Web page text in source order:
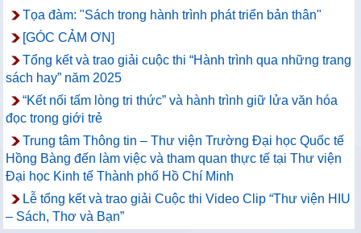
Tọa đàm: "Sách trong hành trình phát triển bản thân"
[GÓC CẢM ƠN]
Tổng kết và trao giải cuộc thi “Hành trình qua những trang
sách hay” năm 2025
“Kết nối tấm lòng tri thức” và hành trình giữ lửa văn hóa
đọc trong giới trẻ
Trung tâm Thông tin – Thư viện Trường Đại học Quốc tế
Hồng Bàng đến làm việc và tham quan thực tế tại Thư viện
Đại học Kinh tế Thành phố Hồ Chí Minh
Lễ tổng kết và trao giải Cuộc thi Video Clip “Thư viện HIU
– Sách, Thơ và Bạn”